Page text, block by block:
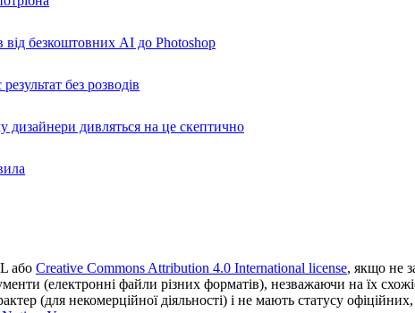
від безкоштовних AI до Photoshop
без розводів
дизайнери дивляться на це скептично
або Creative Commons Attribution 4.0 International license, якщо не
(електронні файли різних форматів), незважаючи на їх
(для некомерційної діяльності) і не мають статусу